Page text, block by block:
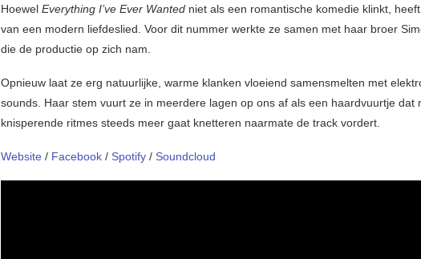
Hoewel Everything I’ve Ever Wanted niet als een romantische komedie klinkt,
van een modern liefdeslied. Voor dit nummer werkte ze samen met haar broer
die de productie op zich nam.
Opnieuw laat ze erg natuurlijke, warme klanken vloeiend samensmelten met
sounds. Haar stem vuurt ze in meerdere lagen op ons af als een haardvuurtje dat
knisperende ritmes steeds meer gaat knetteren naarmate de track vordert.
Website / Facebook / Spotify / Soundcloud